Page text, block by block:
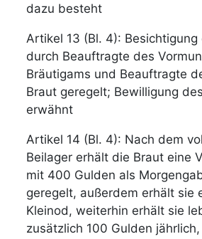
dazu besteht
Artikel 13 (Bl. 4):
durch Beauftragte des
Bräutigams und Beauftragte
Braut geregelt; Bewilligung
erwähnt
Artikel 14 (Bl. 4): Nach dem
Beilager erhält die Braut eine
mit 400 Gulden als
geregelt, außerdem erhält sie
Kleinod, weiterhin erhält sie
zusätzlich 100 Gulden